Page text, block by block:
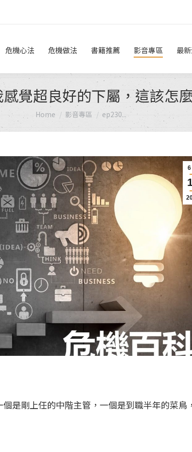
危機心法 危機做法 書籍推薦 影音專區 最
覺超良好的下屬，這該怎
You are here:
Home 影音專區 ep230...
6
是剛上任的中階主管，一個是到職半年的菜鳥